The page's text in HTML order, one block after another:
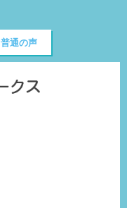
普通の声